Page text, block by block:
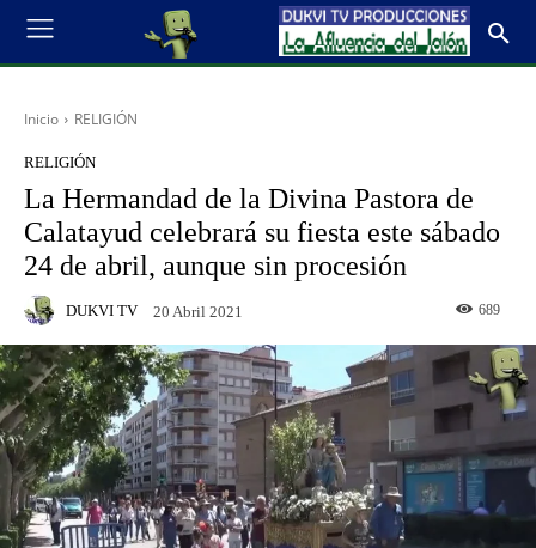
Inicio RELIGIÓN
RELIGIÓN
La Hermandad de la Divina Pastora de
Calatayud celebrará su fiesta este sábado
24 de abril, aunque sin procesión
DUKVI TV 20 Abril 2021 689